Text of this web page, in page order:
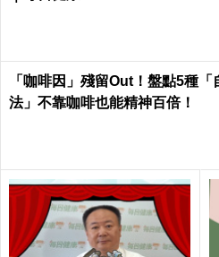
「咖啡因」殘留Out！盤點5種「
法」不靠咖啡也能精神百倍！